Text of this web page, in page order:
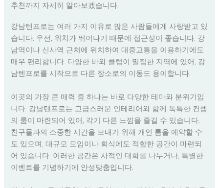
추천까지 자세히 알아보겠습니다.
강남텐프로는 여러 가지 이유로 많은 사람들에게 사랑받고 있
습니다. 우선, 위치가 뛰어나기 때문에 접근성이 좋습니다. 강
남역이나 신사역 근처에 위치하여 대중교통을 이용하기에도
매우 편리합니다. 다양한 바와 클럽이 밀집한 지역에 있어, 강
남텐프로를 시작으로 다른 장소로의 이동도 용이합니다.
이곳의 가장 큰 매력 중 하나는 바로 다양한 테마와 분위기입
니다. 강남텐프로는 고급스러운 인테리어와 함께 독특한 컨셉
의 룸이 마련되어 있어, 각기 다른 느낌을 즐길 수 있습니다.
친구들과의 소중한 시간을 보내기 위해 개인 룸을 예약할 수
도 있으며, 대규모 모임이나 회식에도 적합한 공간이 마련되
어 있습니다. 이러한 공간은 사적인 대화를 나누거나, 특별한
이벤트를 기념하기에 안성맞춤입니다.